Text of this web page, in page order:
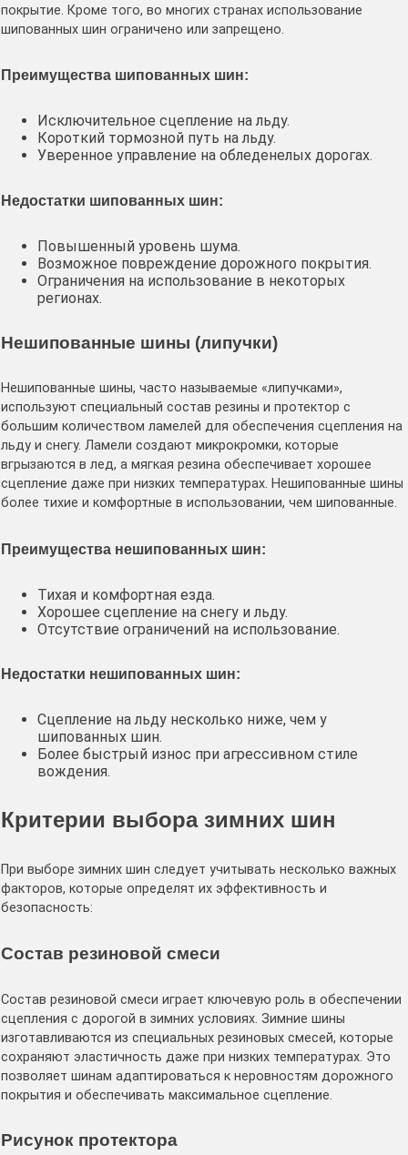
покрытие. Кроме того, во многих странах использование
шипованных шин ограничено или запрещено.
Преимущества шипованных шин:
Исключительное сцепление на льду.
Короткий тормозной путь на льду.
Уверенное управление на обледенелых дорогах.
Недостатки шипованных шин:
Повышенный уровень шума.
Возможное повреждение дорожного покрытия.
Ограничения на использование в некоторых
регионах.
Нешипованные шины (липучки)
Нешипованные шины, часто называемые «липучками»,
используют специальный состав резины и протектор с
большим количеством ламелей для обеспечения сцепления на
льду и снегу. Ламели создают микрокромки, которые
вгрызаются в лед, а мягкая резина обеспечивает хорошее
сцепление даже при низких температурах. Нешипованные шины
более тихие и комфортные в использовании, чем шипованные.
Преимущества нешипованных шин:
Тихая и комфортная езда.
Хорошее сцепление на снегу и льду.
Отсутствие ограничений на использование.
Недостатки нешипованных шин:
Сцепление на льду несколько ниже, чем у
шипованных шин.
Более быстрый износ при агрессивном стиле
вождения.
Критерии выбора зимних шин
При выборе зимних шин следует учитывать несколько важных
факторов, которые определят их эффективность и
безопасность:
Состав резиновой смеси
Состав резиновой смеси играет ключевую роль в обеспечении
сцепления с дорогой в зимних условиях. Зимние шины
изготавливаются из специальных резиновых смесей, которые
сохраняют эластичность даже при низких температурах. Это
позволяет шинам адаптироваться к неровностям дорожного
покрытия и обеспечивать максимальное сцепление.
Рисунок протектора